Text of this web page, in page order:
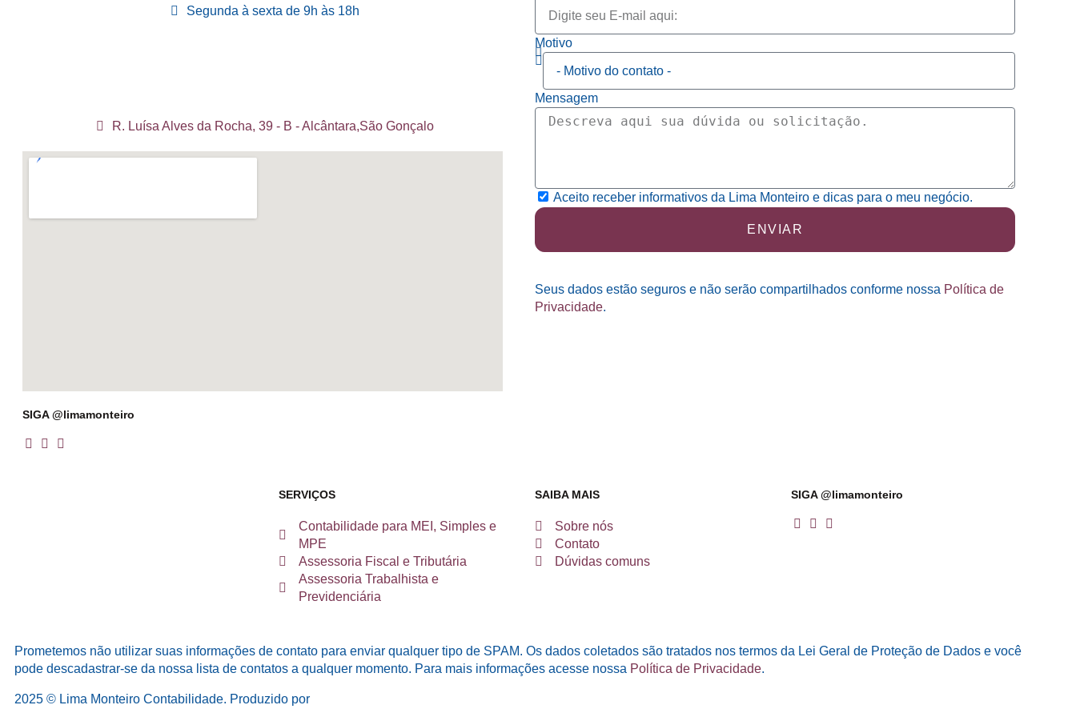
Segunda à sexta de 9h às 18h
R. Luísa Alves da Rocha, 39 - B - Alcântara,São Gonçalo
SIGA @limamonteiro
Motivo
Mensagem
Aceito receber informativos da Lima Monteiro e dicas para o meu negócio.
ENVIAR
Seus dados estão seguros e não serão compartilhados conforme nossa Política de
Privacidade.
SERVIÇOS
Contabilidade para MEI, Simples e
MPE
Assessoria Fiscal e Tributária
Assessoria Trabalhista e
Previdenciária
SAIBA MAIS
Sobre nós
Contato
Dúvidas comuns
SIGA @limamonteiro
Prometemos não utilizar suas informações de contato para enviar qualquer tipo de SPAM. Os dados coletados são tratados nos termos da Lei Geral de Proteção de Dados e você
pode descadastrar-se da nossa lista de contatos a qualquer momento. Para mais informações acesse nossa Política de Privacidade.
2025 © Lima Monteiro Contabilidade. Produzido por